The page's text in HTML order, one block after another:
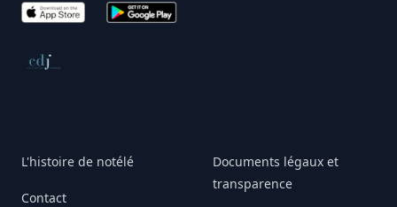
App Store Google Play
Conseil de déontologie journalistique
L'histoire de notélé
Contact
Documents légaux et
transparence